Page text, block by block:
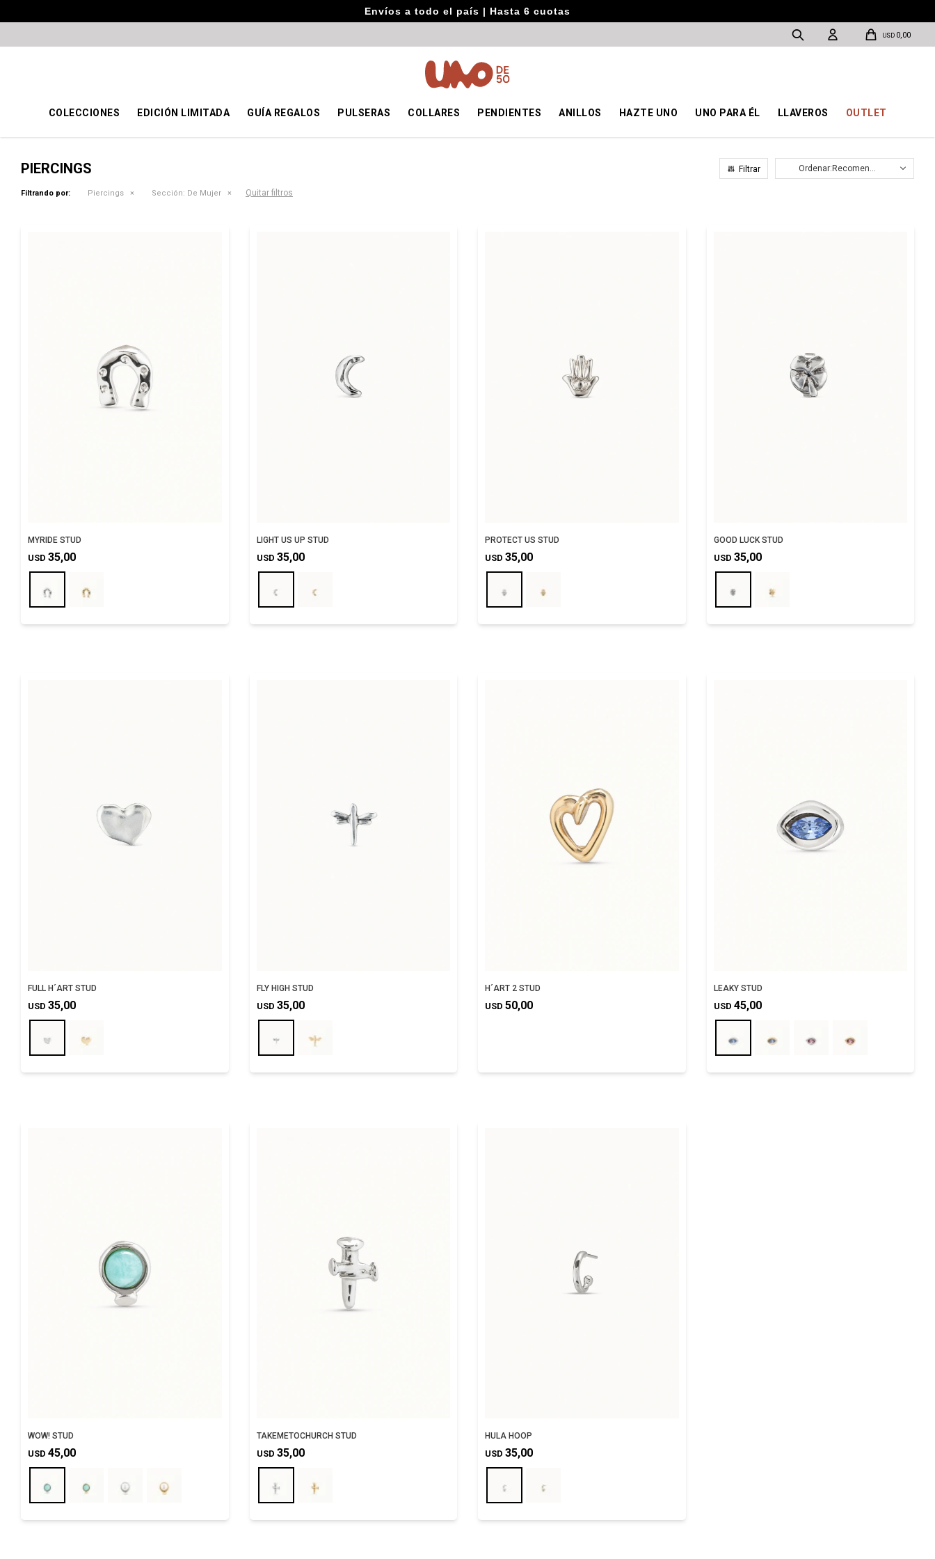
Envíos a todo el país | Hasta 6 cuotas
COLECCIONES EDICIÓN LIMITADA GUÍA REGALOS PULSERAS COLLARES PENDIENTES ANILLOS HAZTE UNO UNO PARA ÉL LLAVEROS OUTLET
USD 0,00
PIERCINGS Recomendados
Filtrando por: Piercings Sección: De Mujer Quitar filtros
MYRIDE STUD
USD 35,00
LIGHT US UP STUD
USD 35,00
PROTECT US STUD
USD 35,00
GOOD LUCK STUD
USD 35,00
FULL H´ART STUD
USD 35,00
FLY HIGH STUD
USD 35,00
H´ART 2 STUD
USD 50,00
LEAKY STUD
USD 45,00
WOW! STUD
USD 45,00
TAKEMETOCHURCH STUD
USD 35,00
HULA HOOP
USD 35,00